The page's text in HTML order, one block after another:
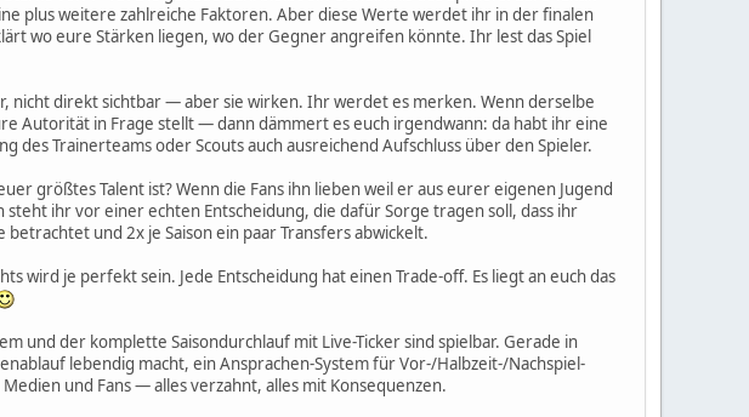
plus weitere zahlreiche Faktoren. Aber diese Werte werdet ihr in der finalen
wo eure Stärken liegen, wo der Gegner angreifen könnte. Ihr lest das Spiel
nicht direkt sichtbar — aber sie wirken. Ihr werdet es merken. Wenn derselbe
Autorität in Frage stellt — dann dämmert es euch irgendwann: da habt ihr eine
des Trainerteams oder Scouts auch ausreichend Aufschluss über den Spieler.
größtes Talent ist? Wenn die Fans ihn lieben weil er aus eurer eigenen Jugend
ihr vor einer echten Entscheidung, die dafür Sorge tragen soll, dass ihr
und 2x je Saison ein paar Transfers abwickelt.
wird je perfekt sein. Jede Entscheidung hat einen Trade-off. Es liegt an euch das
und der komplette Saisondurchlauf mit Live-Ticker sind spielbar. Gerade in
lebendig macht, ein Ansprachen-System für Vor-/Halbzeit-/Nachspiel-
und Fans — alles verzahnt, alles mit Konsequenzen.